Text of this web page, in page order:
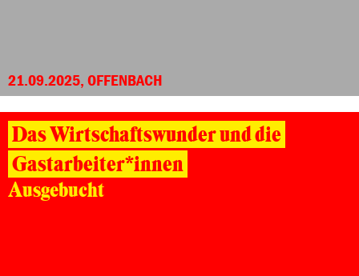
21.09.2025, OFFENBACH
Das Wirtschaftswunder und die
Gastarbeiter*innen
Ausgebucht